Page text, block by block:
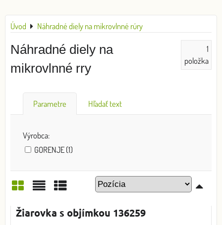
Úvod Náhradné diely na mikrovlnné rúry
Náhradné diely na
mikrovlnné rry
1
položka
Parametre Hľadať text
Výrobca:
GORENJE (1)
Mriežka
Žiarovka s objímkou 136259